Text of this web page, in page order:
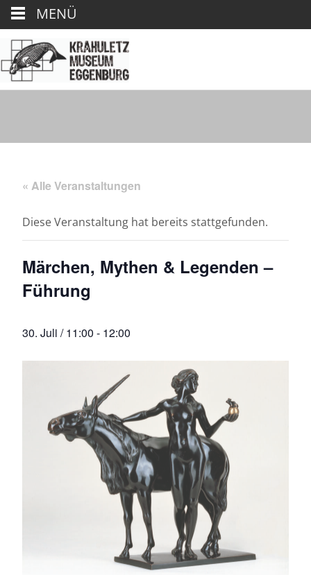
« Alle Veranstaltungen
Diese Veranstaltung hat bereits stattgefunden.
Märchen, Mythen & Legenden –
Führung
30. Juli / 11:00 - 12:00
MENÜ